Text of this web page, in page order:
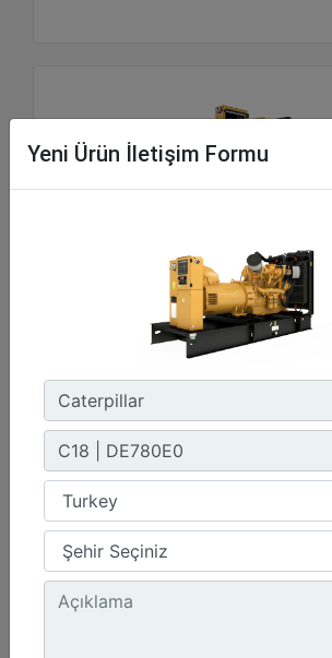
C3.3 | DE50E0
Minimum Değer :
50,0 kVA
50,0 kVA
Emisyonlar/Yakıt Stratejisi :
Yönetmelik Bulunmayan Bölge
Yeni Ürün İletişim Formu